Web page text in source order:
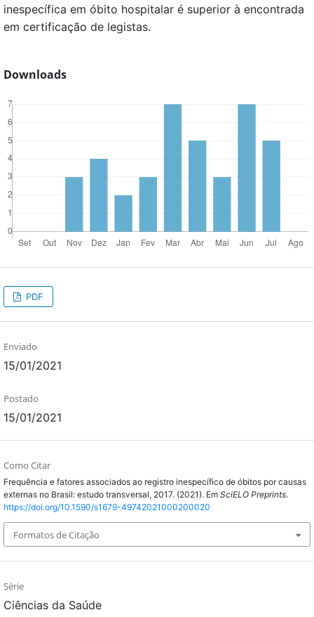
inespecífica em óbito hospitalar é superior à encontrada
em certificação de legistas.
Downloads
PDF
Enviado
15/01/2021
Postado
15/01/2021
Como Citar
Frequência e fatores associados ao registro inespecífico de óbitos por causas
externas no Brasil: estudo transversal, 2017. (2021). Em SciELO Preprints.
https://doi.org/10.1590/s1679-49742021000200020
Formatos de Citação
Série
Ciências da Saúde